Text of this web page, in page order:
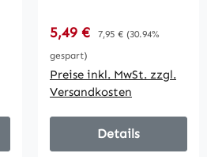
Batteriebetrieb
Verkaufspreis:
5,49 € Regulärer Preis:
7,95 € (30.94%
gespart)
Preise inkl. MwSt. zzgl.
Versandkosten
Details